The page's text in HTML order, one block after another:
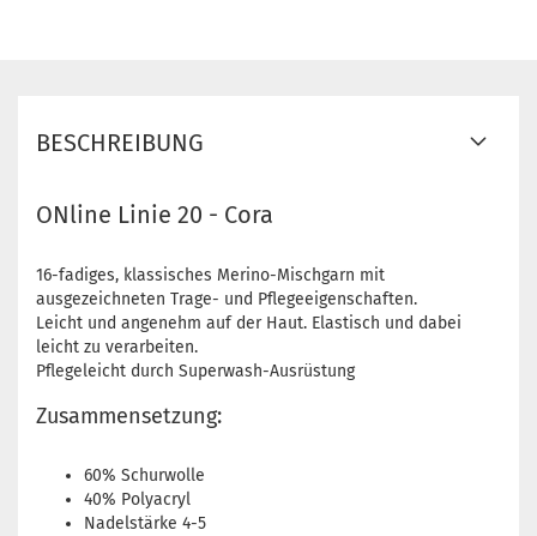
BESCHREIBUNG
ONline Linie 20 - Cora
16-fadiges, klassisches Merino-Mischgarn mit
ausgezeichneten Trage- und Pflegeeigenschaften.
Leicht und angenehm auf der Haut. Elastisch und dabei
leicht zu verarbeiten.
Pflegeleicht durch Superwash-Ausrüstung
Zusammensetzung:
60% Schurwolle
40% Polyacryl
Nadelstärke 4-5